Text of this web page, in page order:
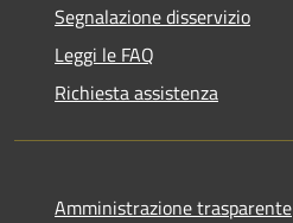
Segnalazione disservizio
Leggi le FAQ
Richiesta assistenza
Amministrazione trasparente